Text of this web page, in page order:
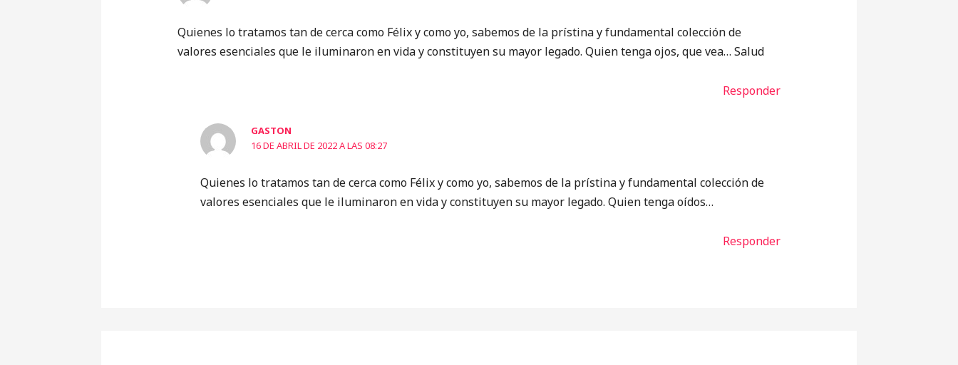
Quienes lo tratamos tan de cerca como Félix y como yo, sabemos de la prístina y fundamental colección de
valores esenciales que le iluminaron en vida y constituyen su mayor legado. Quien tenga ojos, que vea… Salud
Responder
GASTON
16 DE ABRIL DE 2022 A LAS 08:27
Quienes lo tratamos tan de cerca como Félix y como yo, sabemos de la prístina y fundamental colección de
valores esenciales que le iluminaron en vida y constituyen su mayor legado. Quien tenga oídos…
Responder